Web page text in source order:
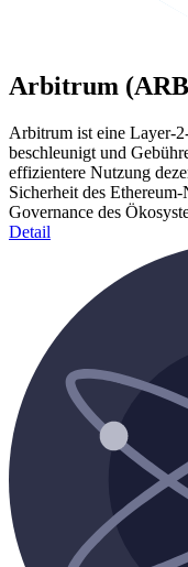
Arbitrum
Arbitrum ist eine Layer-
beschleunigt und
effizientere Nutzung
Sicherheit des
Governance des
Detail